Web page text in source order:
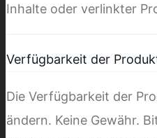
Inhalte oder verlinkter
Verfügbarkeit der
Die Verfügbarkeit der
ändern. Keine Gewähr.